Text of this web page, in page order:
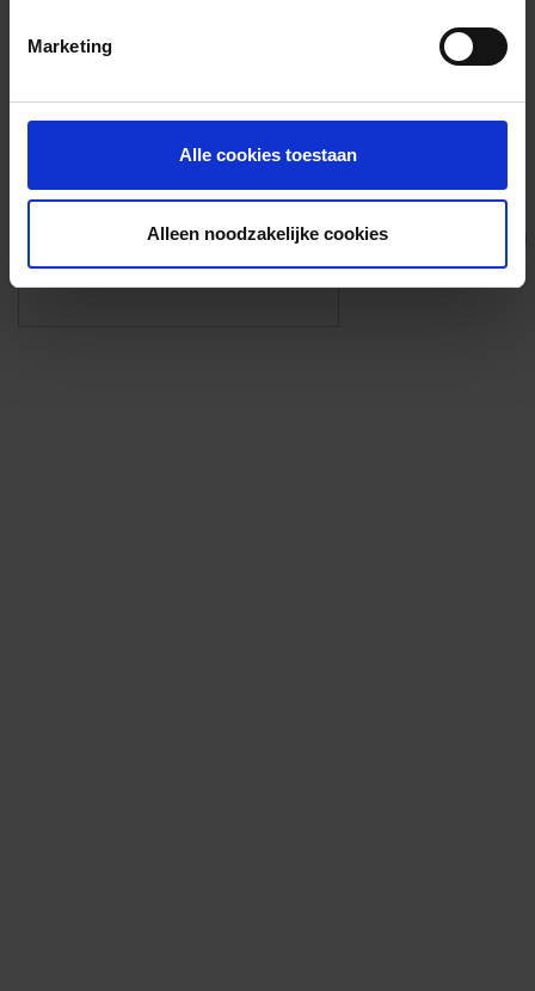
Marketing
Alle cookies toestaan
Alleen noodzakelijke cookies
Foto’s ({{photos.length}})
Eigen foto’s